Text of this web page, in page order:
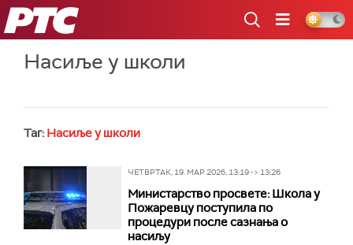
РТС
Насиље у школи
Таг: Насиље у школи
ЧЕТВРТАК, 19. МАР 2026, 13:19 -> 13:26
Министарство просвете: Школа у
Пожаревцу поступила по
процедури после сазнања о
насиљу